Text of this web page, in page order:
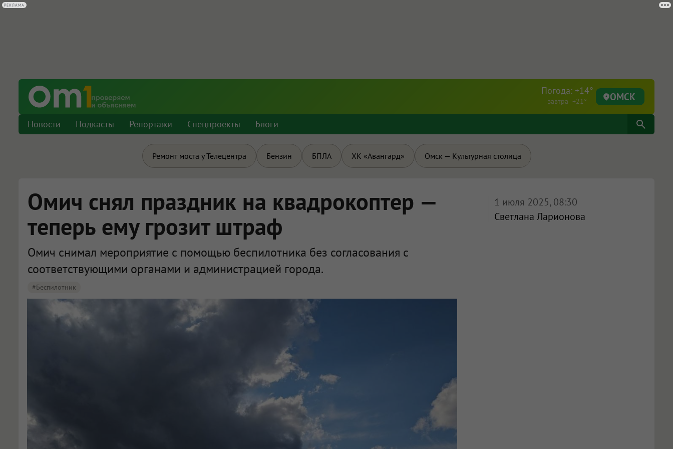
Погода: +14°
завтра +21° ОМСК
Новости Подкасты Репортажи Спецпроекты Блоги
Ремонт моста у Телецентра Бензин БПЛА ХК «Авангард» Омск — Культурная столица
Омич снял праздник на квадрокоптер —
теперь ему грозит штраф
Омич снимал мероприятие с помощью беспилотника без согласования с
соответствующими органами и администрацией города.
#беспилотник
1 июля 2025, 08:30
Светлана Ларионова